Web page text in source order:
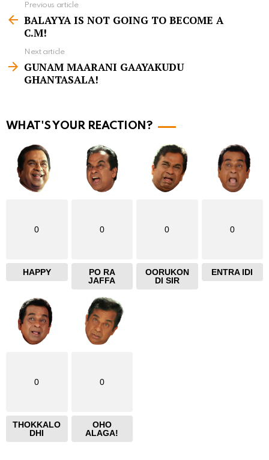
e
m
e
Previous article
BALAYYA IS NOT GOING TO BECOME A
C.M!
Next article
GUNAM MAARANI GAAYAKUDU
GHANTASALA!
WHAT'S YOUR REACTION?
0
HAPPY
0
PO RA
JAFFA
0
OORUKON
DI SIR
0
ENTRA IDI
0
THOKKALO
DHI
0
OHO
ALAGA!